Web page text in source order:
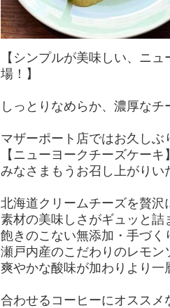
【シンプルが美味しい、ニ
場！】⁡
しっとりなめらか、濃厚な
マザーポート店ではお久しぶ
【ニューヨークチーズケーキ
みなさまもうお召し上がり
北海道クリームチーズを贅
素材の美味しさがギュッと詰
飽きのこない無添加・手づく
瀬戸内産のこだわりのレモン
爽やかな酸味が加わりより一
合わせるコーヒーにオススメ